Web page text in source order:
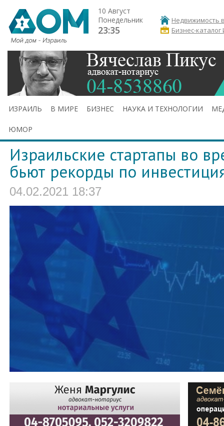
10 Август
Понедельник
23:35
Недвижимость
Бизнес-каталог
ИЗРАИЛЬ В МИРЕ БИЗНЕС НАУКА И ТЕХНОЛОГИИ
ЮМОР
Израильские стартапы во
бьют рекорды по
04.02.2021 18:37